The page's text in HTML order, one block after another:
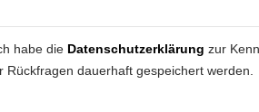
habe die Datenschutzerklärung zur
Rückfragen dauerhaft gespeichert werden.